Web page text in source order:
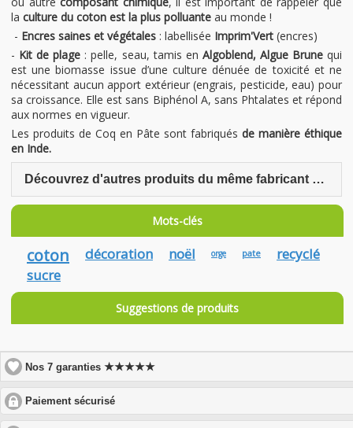
la culture du coton est la plus polluante au monde !
- Encres saines et végétales : labellisée Imprim'Vert (encres)
- Kit de plage : pelle, seau, tamis en Algoblend, Algue Brunequi
est une biomasse issue d’une culture dénuée de toxicité et ne
nécessitant aucun apport extérieur (engrais, pesticide, eau) pour
sa croissance. Elle est sans Biphénol A, sans Phtalates et répond
aux normes en vigueur.
Les produits de Coq en Pâte sont fabriqués de manière éthique
en Inde.
Découvrez d'autres produits du même fabricant Coq en Pâte
Mots-clés
coton décoration noël orge pate
recyclé
sucre
Suggestions de produits
Nos 7 garanties★★★★★
Paiement sécurisé
to